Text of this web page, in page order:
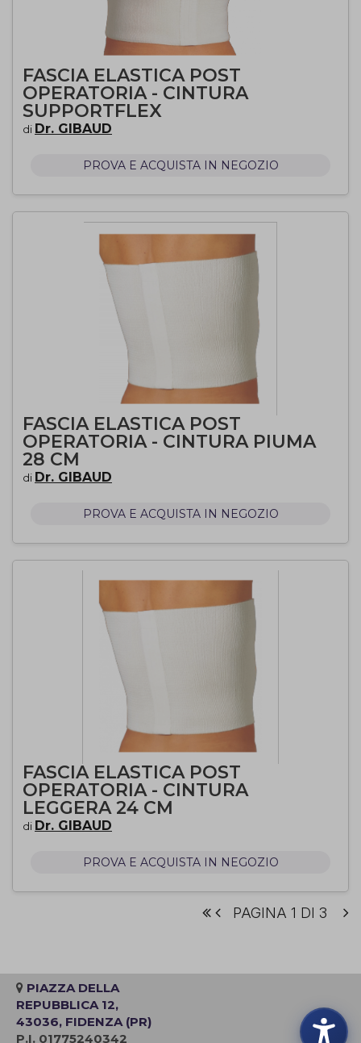
FASCIA ELASTICA POST
OPERATORIA - CINTURA
SUPPORTFLEX
di Dr. GIBAUD
PROVA E ACQUISTA IN NEGOZIO
FASCIA ELASTICA POST
OPERATORIA - CINTURA PIUMA
28 CM
di Dr. GIBAUD
PROVA E ACQUISTA IN NEGOZIO
FASCIA ELASTICA POST
OPERATORIA - CINTURA
LEGGERA 24 CM
di Dr. GIBAUD
PROVA E ACQUISTA IN NEGOZIO
PAGINA 1 DI 3
PIAZZA DELLA
REPUBBLICA 12,
43036, FIDENZA (PR)
P.I. 01775240342